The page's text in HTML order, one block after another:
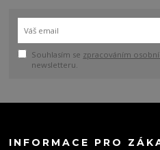
Souhlasím se zpracováním
newsletteru.
INFORMACE PRO